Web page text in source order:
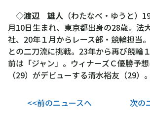
◇渡辺 雄人 （わたなべ・ゆうと）
月10日生まれ、東京都出身の28歳。法
社、20年１月からレース部・競輪担当
との二刀流に挑戦。23年から再び競輪
前は「ジャン」。ウィナーズＣ優勝予
（29）がデビューする清水裕友（29）。
<<前のニュースへ 次の